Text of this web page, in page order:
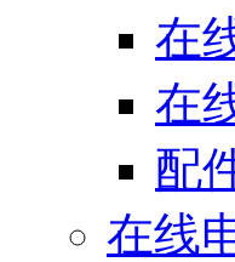
在
在
配
在线